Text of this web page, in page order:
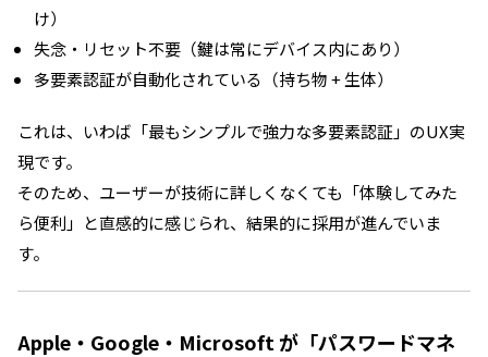
け）
失念・リセット不要（鍵は常にデバイス内にあり）
多要素認証が自動化されている（持ち物 + 生体）
これは、いわば「最もシンプルで強力な多要素認証」のUX実
現です。
そのため、ユーザーが技術に詳しくなくても「体験してみた
ら便利」と直感的に感じられ、結果的に採用が進んでいま
す。
Apple・Google・Microsoft が「パスワードマネ